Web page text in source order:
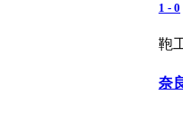
1 - 0
鞄
奈